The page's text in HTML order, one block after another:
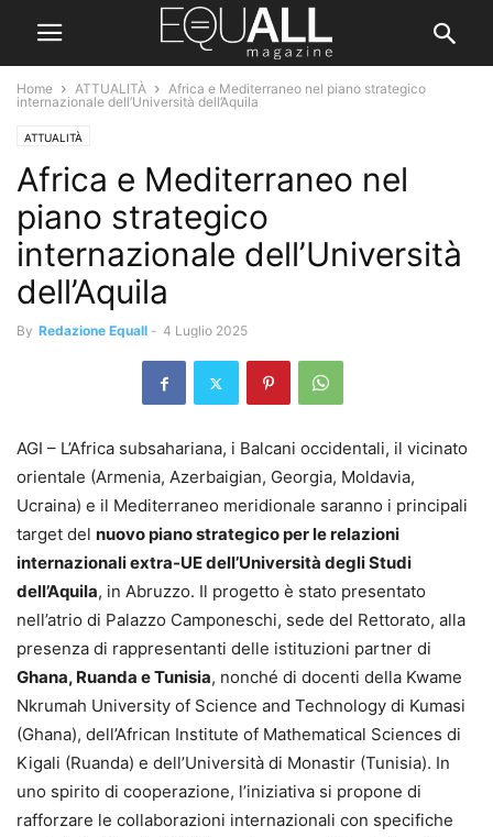
Home ATTUALITÀ
Africa e Mediterraneo nel piano strategico
internazionale dell’Università dell’Aquila
ATTUALITÀ
Africa e Mediterraneo nel
piano strategico
internazionale dell’Università
dell’Aquila
By Redazione Equall - 4 Luglio 2025
AGI – L’Africa subsahariana, i Balcani occidentali, il vicinato
orientale (Armenia, Azerbaigian, Georgia, Moldavia,
Ucraina) e il Mediterraneo meridionale saranno i principali
target del nuovo piano strategico per le relazioni
internazionali extra-UE dell’Università degli Studi
dell’Aquila, in Abruzzo. Il progetto è stato presentato
nell’atrio di Palazzo Camponeschi, sede del Rettorato, alla
presenza di rappresentanti delle istituzioni partner di
Ghana, Ruanda e Tunisia, nonché di docenti della Kwame
Nkrumah University of Science and Technology di Kumasi
(Ghana), dell’African Institute of Mathematical Sciences di
Kigali (Ruanda) e dell’Università di Monastir (Tunisia). In
uno spirito di cooperazione, l’iniziativa si propone di
rafforzare le collaborazioni internazionali con specifiche